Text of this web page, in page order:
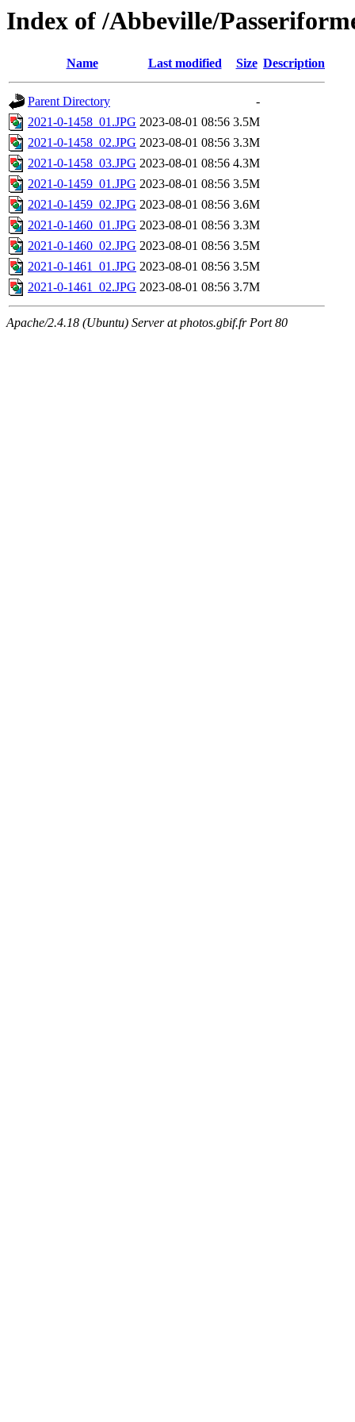
Index of /Abbeville/
Name Last modified Size Description
Parent Directory
-
2021-0-1458_01.JPG 2023-08-01 08:56 3.5M
2021-0-1458_02.JPG 2023-08-01 08:56 3.3M
2021-0-1458_03.JPG 2023-08-01 08:56 4.3M
2021-0-1459_01.JPG 2023-08-01 08:56 3.5M
2021-0-1459_02.JPG 2023-08-01 08:56 3.6M
2021-0-1460_01.JPG 2023-08-01 08:56 3.3M
2021-0-1460_02.JPG 2023-08-01 08:56 3.5M
2021-0-1461_01.JPG 2023-08-01 08:56 3.5M
2021-0-1461_02.JPG 2023-08-01 08:56 3.7M
Apache/2.4.18 (Ubuntu) Server at photos.gbif.fr Port 80